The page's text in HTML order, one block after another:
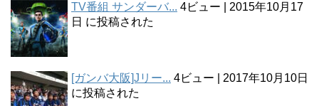
TV番組 サンダーバ... 4ビュー
2015年10月17
日 に投稿された
[ガンバ大阪]Jリー... 4ビュー
2017年10月10日
に投稿された